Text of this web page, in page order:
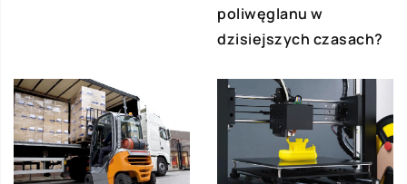
poliwęglanu w
dzisiejszych czasach?